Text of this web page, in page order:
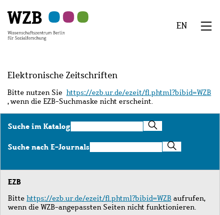
Hauptinhalt
springen
Navigation
springen
Suche
springen
Sekundärnavigation
springen
Fußzeile
springen
EN
Elektronische Zeitschriften
Bitte nutzen Sie https://ezb.ur.de/ezeit/fl.phtml?bibid=WZB
, wenn die EZB-Suchmaske nicht erscheint.
Suche im KatalogSuche
im
Katalog
Suche nach E-JournalsSuche
nach
Journals
EZB
Bitte https://ezb.ur.de/ezeit/fl.phtml?bibid=WZB aufrufen,
wenn die WZB-angepassten Seiten nicht funktionieren.